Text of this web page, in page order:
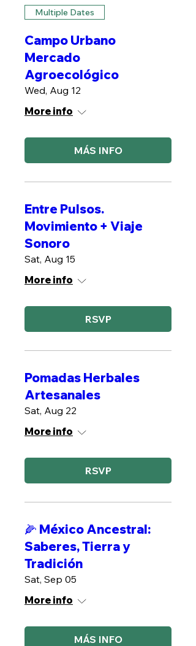
Multiple Dates
Campo Urbano
Mercado
Agroecológico
Wed, Aug 12
More info
MÁS INFO
Entre Pulsos.
Movimiento + Viaje
Sonoro
Sat, Aug 15
More info
RSVP
Pomadas Herbales
Artesanales
Sat, Aug 22
More info
RSVP
🌽 México Ancestral:
Saberes, Tierra y
Tradición
Sat, Sep 05
More info
MÁS INFO